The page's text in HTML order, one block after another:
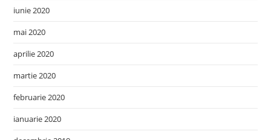
iunie 2020
mai 2020
aprilie 2020
martie 2020
februarie 2020
ianuarie 2020